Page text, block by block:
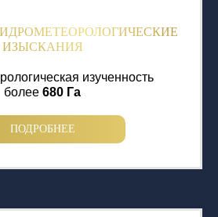
ИЗЫСКАНИЯ
изученность
более 680 Га
ПОДРОБНЕЕ